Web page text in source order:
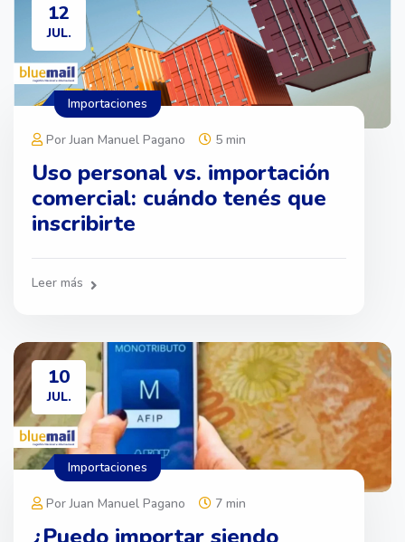
12
JUL.
Por Juan Manuel Pagano 5 min
Uso personal vs. importación
comercial: cuándo tenés que
inscribirte
Leer más
Importaciones
10
JUL.
Por Juan Manuel Pagano 7 min
Importaciones